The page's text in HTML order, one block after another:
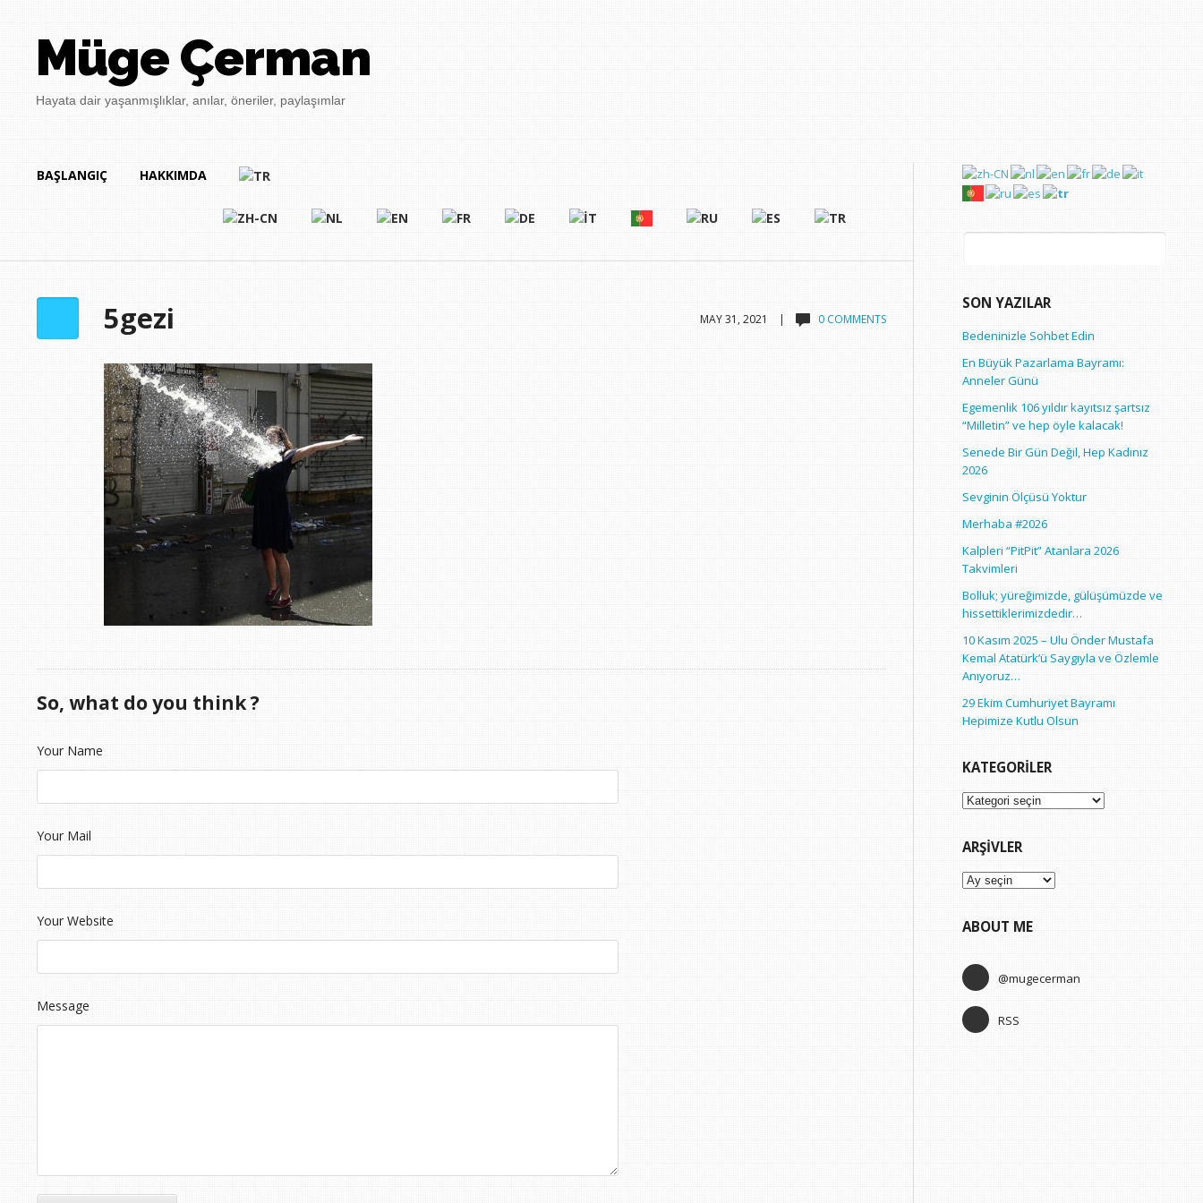
Müge Çerman
Hayata dair yaşanmışlıklar, anılar, öneriler, paylaşımlar
BAŞLANGIÇ HAKKIMDA
MAY 31, 2021 | 0 COMMENTS
5gezi
So, what do you think ?
Your Name
Your Mail
Your Website
Message
Arama:
SON YAZILAR
Bedeninizle Sohbet Edin
En Büyük Pazarlama Bayramı:
Anneler Günü
Egemenlik 106 yıldır kayıtsız şartsız
“Milletin” ve hep öyle kalacak!
Senede Bir Gün Değil, Hep Kadınız
2026
Sevginin Ölçüsü Yoktur
Merhaba #2026
Kalpleri “PitPit” Atanlara 2026
Takvimleri
Bolluk; yüreğimizde, gülüşümüzde ve
hissettiklerimizdedir…
10 Kasım 2025 – Ulu Önder Mustafa
Kemal Atatürk’ü Saygıyla ve Özlemle
Anıyoruz…
29 Ekim Cumhuriyet Bayramı
Hepimize Kutlu Olsun
KATEGORILER
Kategoriler
ARŞIVLER
Arşivler
ABOUT ME
@mugecerman
RSS